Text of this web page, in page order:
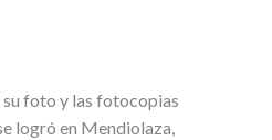
su foto y las fotocopias
logró en Mendiolaza,